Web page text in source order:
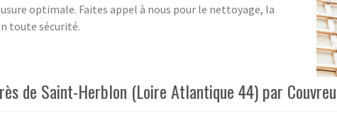
optimale. Faites appel à nous pour le nettoyage, la
toute sécurité.
de Saint-Herblon (Loire Atlantique 44) par